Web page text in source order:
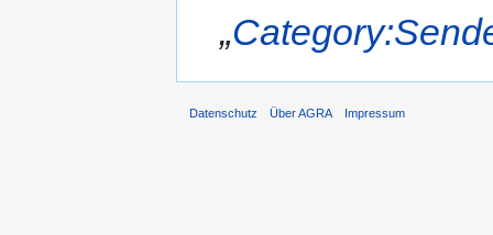
„
Datenschutz Über AGRA Impressum